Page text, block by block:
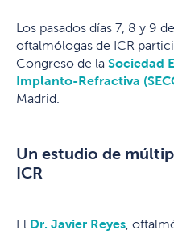
Los pasados días 7, 8 y 9
oftalmólogas de ICR
Congreso de la Sociedad
Implanto-Refractiva
Madrid.
Un estudio de
ICR
El Dr. Javier Reyes ,